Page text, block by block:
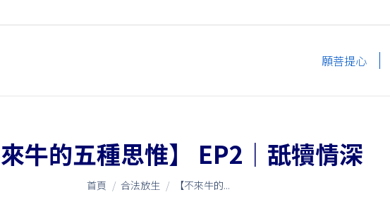
願菩提心
牛的五種思惟】 EP2｜舐犢情深
您在這裡：
首頁 合法放生 【不來牛的...